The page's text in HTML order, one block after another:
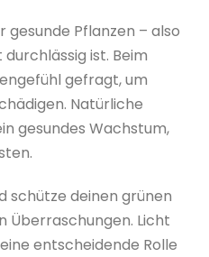
gesunde Pflanzen – also
ist. Beim
gefragt, um
Natürliche
gesundes Wachstum,
schütze deinen grünen
Überraschungen. Licht
entscheidende Rolle